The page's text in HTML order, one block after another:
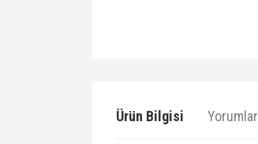
Ürün Bilgisi Yorumlar